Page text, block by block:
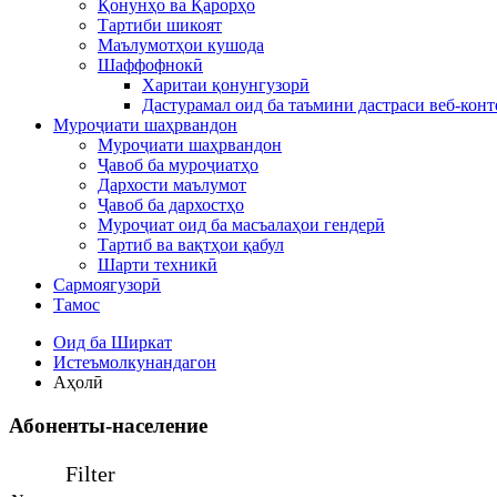
Қонунҳо ва Қарорҳо
Тартиби шикоят
Маълумотҳои кушода
Шаффофнокӣ
Харитаи қонунгузорӣ
Дастурамал оид ба таъмини дастраси веб-
Муроҷиати шаҳрвандон
Муроҷиати шаҳрвандон
Ҷавоб ба муроҷиатҳо
Дархости маълумот
Ҷавоб ба дархостҳо
Муроҷиат оид ба масъалаҳои гендерӣ
Тартиб ва вақтҳои қабул
Шарти техникӣ
Сармоягузорӣ
Тамос
Оид ба Ширкат
Истеъмолкунандагон
Аҳолӣ
Абоненты-население
Filter